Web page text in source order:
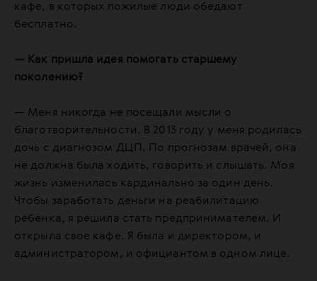
кафе, в которых пожилые люди обедают
бесплатно.
— Как пришла идея помогать старшему
поколению?
— Меня никогда не посещали мысли о
благотворительности. В 2013 году у меня родилась
дочь с диагнозом ДЦП. По прогнозам врачей, она
не должна была ходить, говорить и слышать. Моя
жизнь изменилась кардинально за один день.
Чтобы заработать деньги на реабилитацию
ребенка, я решила стать предпринимателем. И
открыла свое кафе. Я была и директором, и
администратором, и официантом в одном лице.